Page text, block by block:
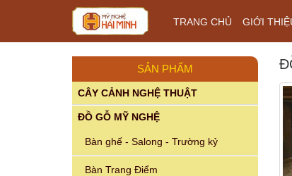
TRANG CHỦ GIỚI
SẢN PHẨM
CÂY CẢNH NGHỆ THUẬT
ĐỒ GỖ MỸ NGHỆ
Bàn ghế - Salong - Trường kỷ
Bàn Trang Điểm